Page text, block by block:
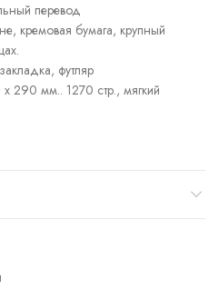
перевод
кремовая бумага, крупный
футляр
290 мм.. 1270 стр., мягкий